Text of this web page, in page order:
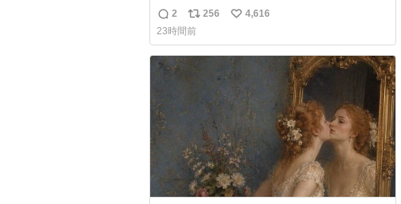
たって写真送られてきたけど明らかに猫が邪
魔くさそうな顔してて草
返
信
数
2
リ
ポ
ス
ト
256
い
ね
4,616
23時間前